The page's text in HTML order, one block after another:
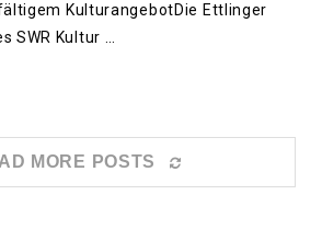
KulturangebotDie Ettlinger
SWR Kultur …
MORE POSTS